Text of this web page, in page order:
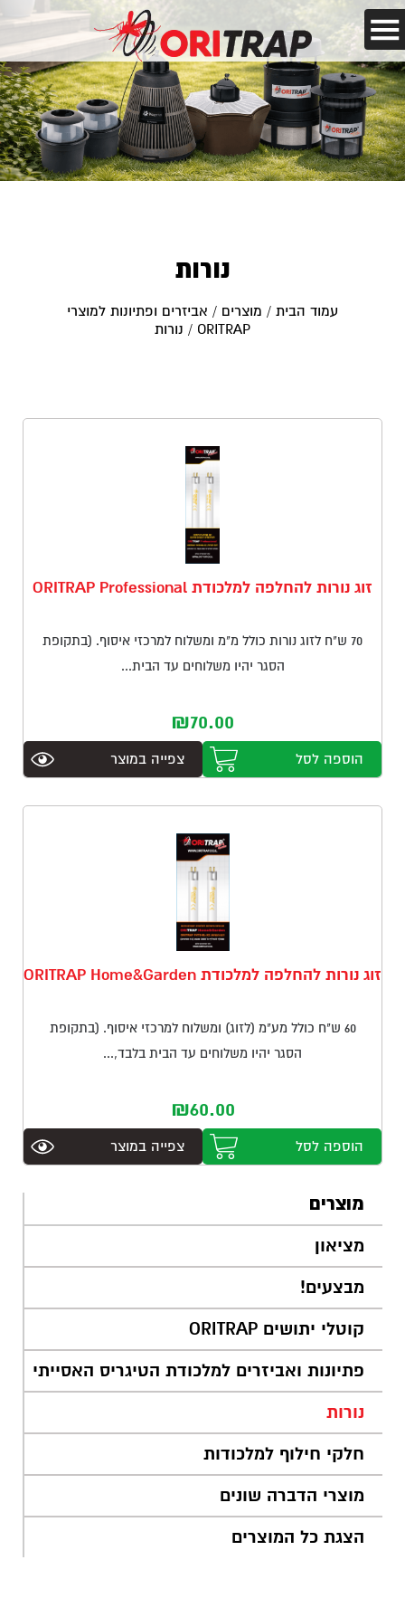
נורות
עמוד הבית / מוצרים / אביזרים ופתיונות למוצרי
ORITRAP / נורות
מוצרים
מציאון
מבצעים!
קוטלי יתושים ORITRAP
פתיונות ואביזרים למלכודת הטיגריס האסייתי
נורות
חלקי חילוף למלכודות
מוצרי הדברה שונים
הצגת כל המוצרים
זוג נורות להחלפה למלכודת ORITRAP Professional
70 ש"ח לזוג נורות כולל מ"מ ומשלוח למרכזי איסוף. (בתקופת
הסגר יהיו משלוחים עד הבית...
₪70.00
הוספה לסל צפייה במוצר
זוג נורות להחלפה למלכודת ORITRAP Home&Garden
60 ש"ח כולל מע"מ (לזוג) ומשלוח למרכזי איסוף. (בתקופת
הסגר יהיו משלוחים עד הבית בלבד,...
₪60.00
הוספה לסל צפייה במוצר
עוגיות אלו
הן נדרשות
סטטיסטיקות
לשפר את
לקוח
שלנו יפעל
תבחר שלא
חלק
יהיו זמינות.
שיווק
על-ידי
שיתוף
תחומי
שלך
הביקור
באתר, גדל
הסיכוי
שתיחשף
לתוכן